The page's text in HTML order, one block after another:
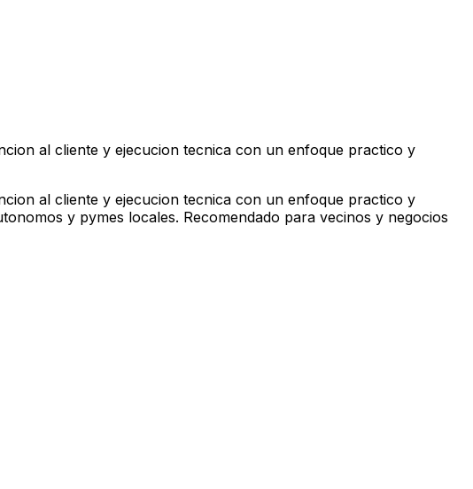
al cliente y ejecucion tecnica con un enfoque practico y
al cliente y ejecucion tecnica con un enfoque practico y
y pymes locales. Recomendado para vecinos y negocios